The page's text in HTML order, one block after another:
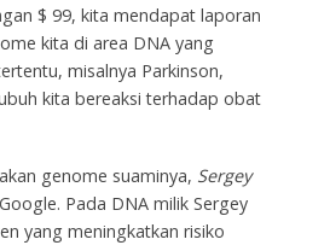
$ 99, kita mendapat laporan
kita di area DNA yang
misalnya Parkinson,
kita bereaksi terhadap obat
genome suaminya, Sergey
Pada DNA milik Sergey
yang meningkatkan risiko